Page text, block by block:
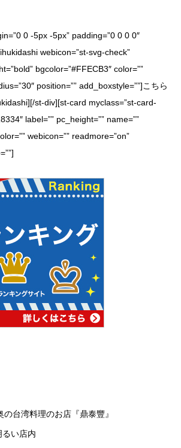
0 -5px -5px” padding=”0 0 0 0″
webicon=”st-svg-check”
bgcolor=”#FFECB3″ color=””
position=”” add_boxstyle=””]こちら
st-div][st-card myclass=”st-card-
label=”” pc_height=”” name=””
webicon=”” readmore=”on”
の台湾料理のお店『鼎泰豐』
い店内